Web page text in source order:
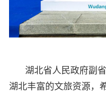
湖北省人民政府副
湖北丰富的文旅资源，